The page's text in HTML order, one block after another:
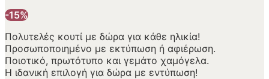
-15%
Πολυτελές κουτί με δώρα για κάθε ηλικία!
Προσωποποιημένο με εκτύπωση ή αφιέρωση.
Ποιοτικό, πρωτότυπο και γεμάτο χαμόγελα.
Η ιδανική επιλογή για δώρα με εντύπωση!